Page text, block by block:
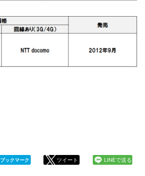
ブックマーク ツイート LINEで送る